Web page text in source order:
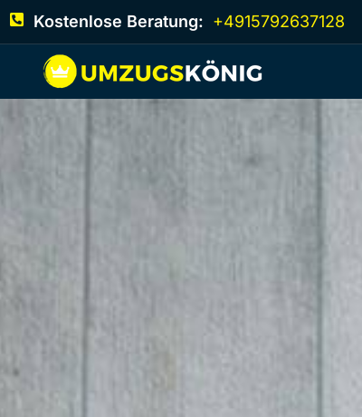
Kostenlose Beratung: +4915792637128